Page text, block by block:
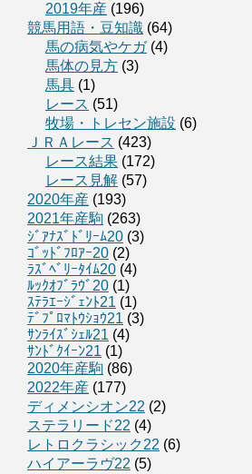
2019年産 (196)
競馬用語・豆知識 (64)
馬の病気やケガ(4)
馬体の見方 (3)
馬具 (1)
レース (51)
牧場・トレセン施設 (6)
ＪＲＡレース (423)
レース結果 (172)
レース見解 (57)
2020年産 (193)
2021年産駒 (263)
ｼﾞｱﾅｽﾞﾄﾞﾘｰﾑ20 (3)
ｺﾞｯﾄﾞﾌﾛｱｰ20 (2)
ﾗｽﾞﾍﾞﾘｰﾀｲﾑ20 (4)
ﾙｯｸｵﾌﾞﾗｳﾞ20 (1)
ｽﾃﾗｴｰｼﾞｪﾝﾄ21 (1)
ﾃﾞﾌﾟﾛﾏﾄｳｼｮｳ21 (3)
ｻﾝﾗｲｽﾞｼｪﾙ21 (4)
ｻﾝﾄﾞｸｲｰﾝ21 (1)
2020年産駒 (86)
2022年産 (177)
ディメンシオン22 (2)
ステラリード22 (4)
レトロクラシック22 (6)
ハイアーラヴ22 (5)